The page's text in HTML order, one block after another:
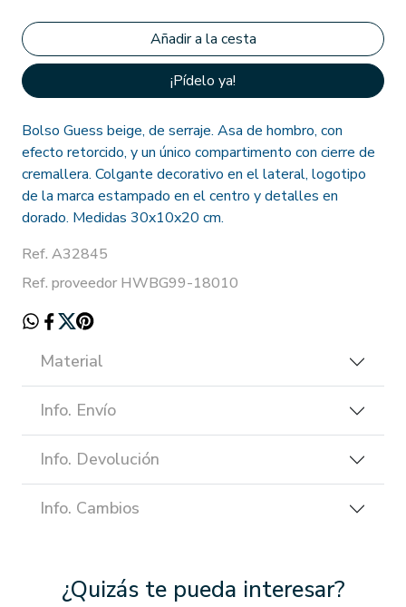
¡Pídelo ya!
Bolso Guess beige, de serraje. Asa de hombro, con
efecto retorcido, y un único compartimento con cierre de
cremallera. Colgante decorativo en el lateral, logotipo
de la marca estampado en el centro y detalles en
dorado. Medidas 30x10x20 cm.
Ref. A32845
Ref. proveedor HWBG99-18010
Material
Info. Envío
Info. Devolución
Info. Cambios
¿Quizás te pueda interesar?